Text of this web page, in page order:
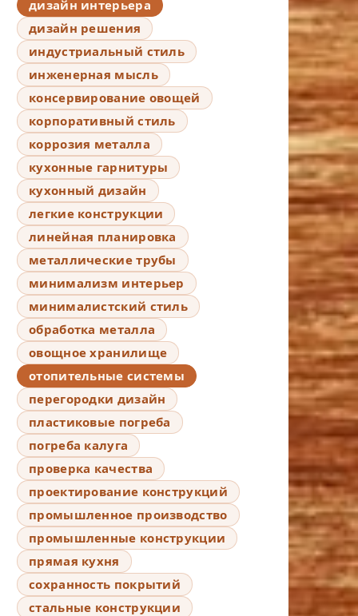
дизайн интерьера
дизайн решения
индустриальный стиль
инженерная мысль
консервирование овощей
корпоративный стиль
коррозия металла
кухонные гарнитуры
кухонный дизайн
легкие конструкции
линейная планировка
металлические трубы
минимализм интерьер
минималистский стиль
обработка металла
овощное хранилище
отопительные системы
перегородки дизайн
пластиковые погреба
погреба калуга
проверка качества
проектирование конструкций
промышленное производство
промышленные конструкции
прямая кухня
сохранность покрытий
стальные конструкции